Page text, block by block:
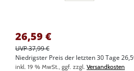
26,59 €
UVP 37,99 €
Niedrigster Preis der letzten 30 Tage
inkl. 19 % MwSt., ggf. zzgl. Versandkosten